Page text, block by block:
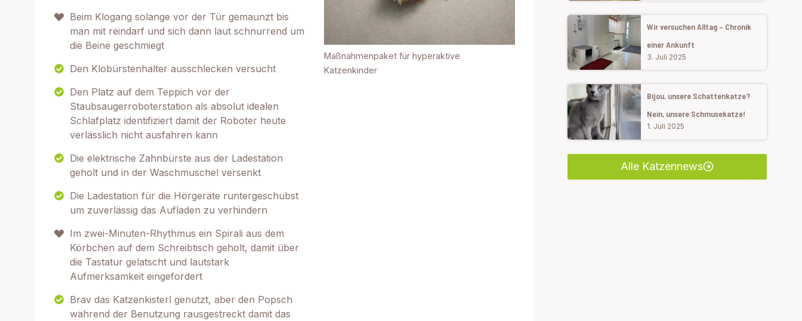
Maßnahmenpaket für hyperaktive
Katzenkinder
Beim Klogang solange vor der Tür gemaunzt bis
man mit reindarf und sich dann laut schnurrend um
die Beine geschmiegt
Den Klobürstenhalter ausschlecken versucht
Den Platz auf dem Teppich vor der
Staubsaugerroboterstation als absolut idealen
Schlafplatz identifiziert damit der Roboter heute
verlässlich nicht ausfahren kann
Die elektrische Zahnbürste aus der Ladestation
geholt und in der Waschmuschel versenkt
Die Ladestation für die Hörgeräte runtergeschubst
um zuverlässig das Aufladen zu verhindern
Im zwei-Minuten-Rhythmus ein Spirali aus dem
Körbchen auf dem Schreibtisch geholt, damit über
die Tastatur gelatscht und lautstark
Aufmerksamkeit eingefordert
Brav das Katzenkisterl genutzt, aber den Popsch
während der Benutzung rausgestreckt damit das
Wir versuchen Alltag – Chronik
einer Ankunft
3. Juli 2025
Bijou, unsere Schattenkatze?
Nein, unsere Schmusekatze!
1. Juli 2025
Alle Katzennews